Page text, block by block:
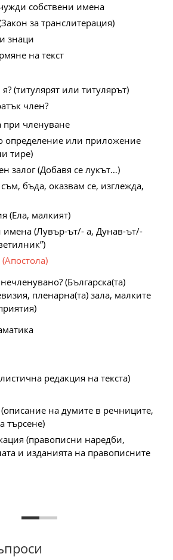
собствени имена
за транслитерация)
знаци
на текст
(титулярят или титулярът)
член?
членуване
определение или приложение
тире)
залог (Добавя се лукът…)
бъда, оказвам се, изглежда,
(Ела, малкият)
имена (Лувър-ът/- а, Дунав-ът/-
(Българска(та)
пленарна(та) зала, малките
редакция на текста)
на думите в речниците,
търсене)
(правописни наредби,
и изданията на правописните